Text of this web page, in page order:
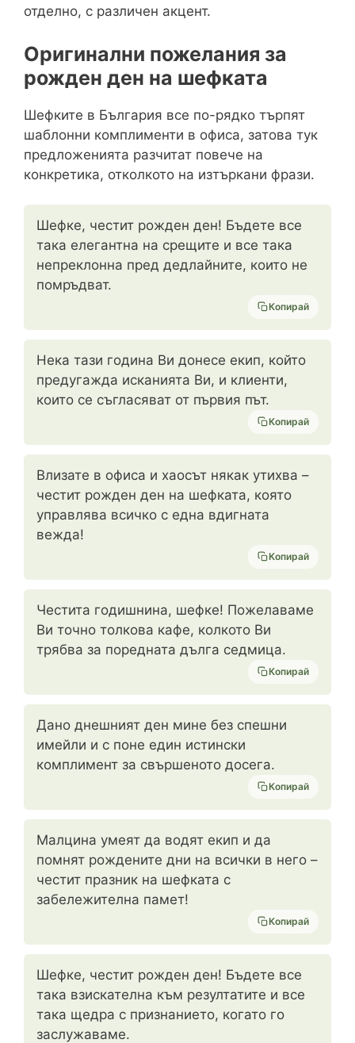
отделно, с различен акцент.
Оригинални пожелания за
рожден ден на шефката
Шефките в България все по-рядко търпят
шаблонни комплименти в офиса, затова тук
предложенията разчитат повече на
конкретика, отколкото на изтъркани фрази.
Шефке, честит рожден ден! Бъдете все
така елегантна на срещите и все така
непреклонна пред дедлайните, които не
помръдват.
Копирай
Нека тази година Ви донесе екип, който
предугажда исканията Ви, и клиенти,
които се съгласяват от първия път.
Копирай
Влизате в офиса и хаосът някак утихва –
честит рожден ден на шефката, която
управлява всичко с една вдигната
вежда!
Копирай
Честита годишнина, шефке! Пожелаваме
Ви точно толкова кафе, колкото Ви
трябва за поредната дълга седмица.
Копирай
Дано днешният ден мине без спешни
имейли и с поне един истински
комплимент за свършеното досега.
Копирай
Малцина умеят да водят екип и да
помнят рождените дни на всички в него –
честит празник на шефката с
забележителна памет!
Копирай
Шефке, честит рожден ден! Бъдете все
така взискателна към резултатите и все
така щедра с признанието, когато го
заслужаваме.